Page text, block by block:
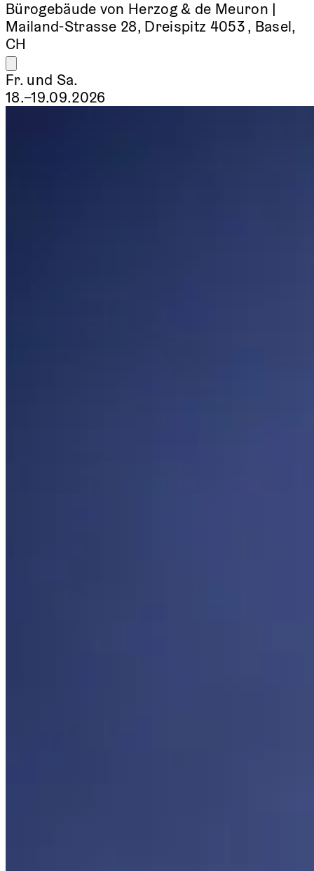
Bürogebäude von Herzog & de Meuron |
Mailand-Strasse 28, Dreispitz 4053 , Basel,
CH
Fr. und Sa.
18.–19.09.2026